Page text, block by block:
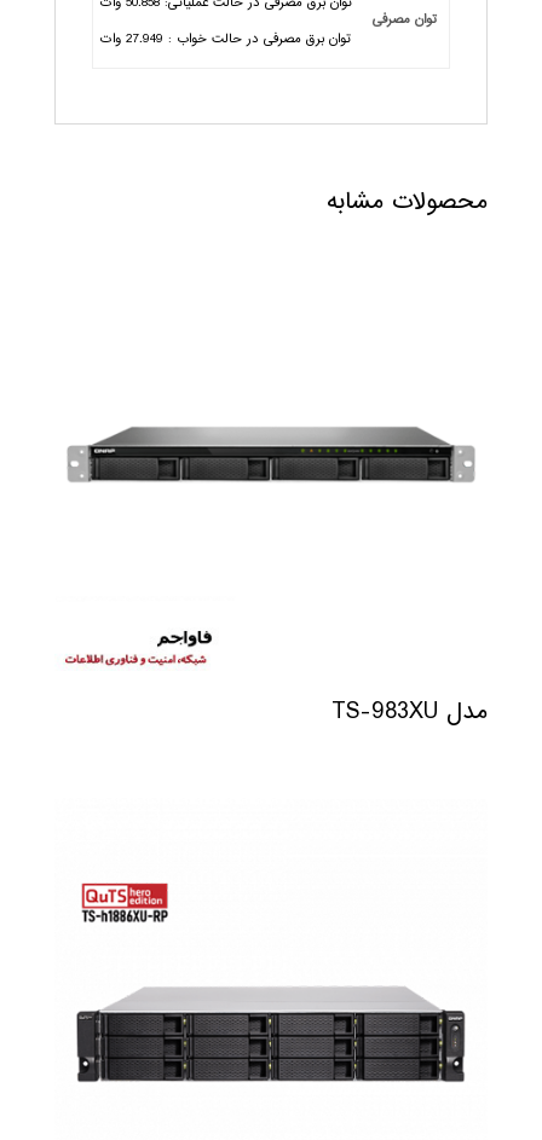
توان مصرفی
توان برق مصرفی در حالت خواب : 27.949 وات
محصولات مشابه
مدل TS-983XU